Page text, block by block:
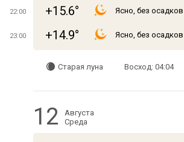
22:00 +15.6° Ясно, без осадков
23:00 +14.9° Ясно, без осадков
Старая луна Восход: 04:04
12
Августа
Среда